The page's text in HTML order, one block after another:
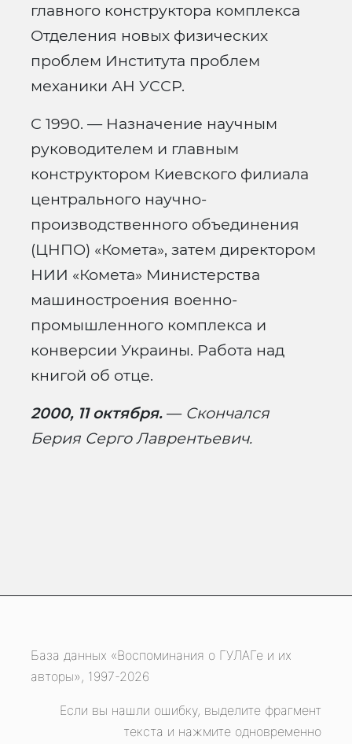
главного конструктора комплекса
Отделения новых физических
проблем Института проблем
механики АН УССР.
С 1990. — Назначение научным
руководителем и главным
конструктором Киевского филиала
центрального научно-
производственного объединения
(ЦНПО) «Комета», затем директором
НИИ «Комета» Министерства
машиностроения военно-
промышленного комплекса и
конверсии Украины. Работа над
книгой об отце.
2000, 11 октября. — Скончался
Берия Серго Лаврентьевич.
База данных «Воспоминания о ГУЛАГе и их
авторы», 1997-2026
Если вы нашли ошибку, выделите фрагмент
текста и нажмите одновременно